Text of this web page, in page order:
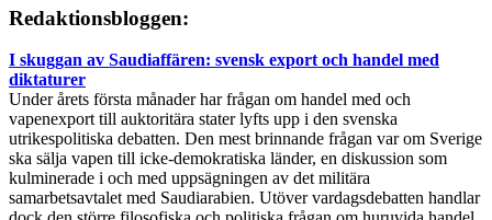
Redaktionsbloggen:
I skuggan av Saudiaffären: svensk export och handel med
diktaturer
Under årets första månader har frågan om handel med och
vapenexport till auktoritära stater lyfts upp i den svenska
utrikespolitiska debatten. Den mest brinnande frågan var om Sverige
ska sälja vapen till icke-demokratiska länder, en diskussion som
kulminerade i och med uppsägningen av det militära
samarbetsavtalet med Saudiarabien. Utöver vardagsdebatten handlar